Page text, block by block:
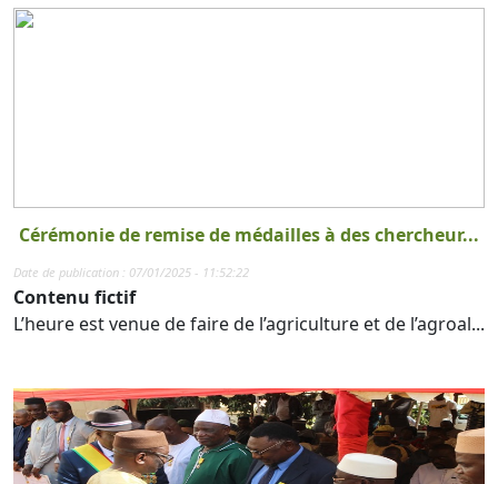
Cérémonie de remise de médailles à des chercheur...
Date de publication : 07/01/2025 - 11:52:22
Contenu fictif
L’heure est venue de faire de l’agriculture et de l’agroal...